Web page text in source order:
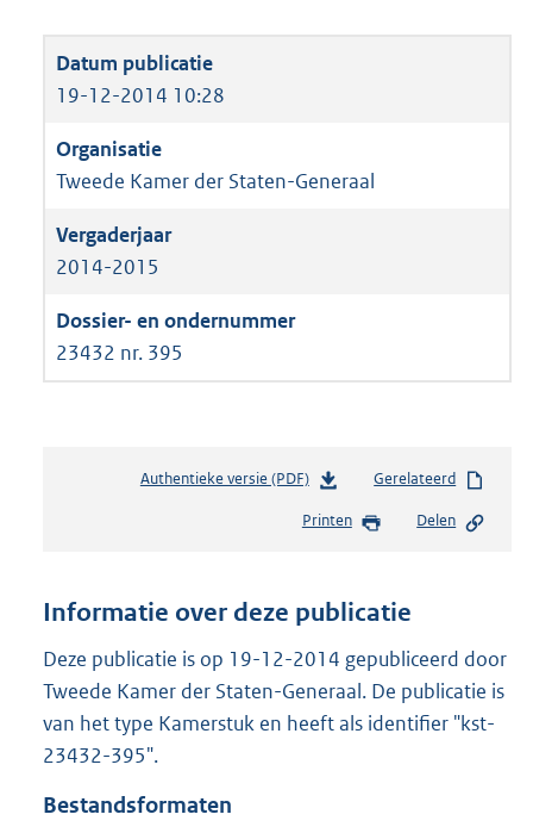
19-12-2014 10:28
Tweede Kamer der Staten-Generaal
2014-2015
23432 nr. 395
Authentieke versie (PDF)b
s
n
s
r
o
Gerelateerd
Printen Delen
Informatie over deze publicatie
Deze publicatie is op 19-12-2014 gepubliceerd door
Tweede Kamer der Staten-Generaal. De publicatie is
van het type Kamerstuk en heeft als identifier "kst-
23432-395".
Bestandsformaten